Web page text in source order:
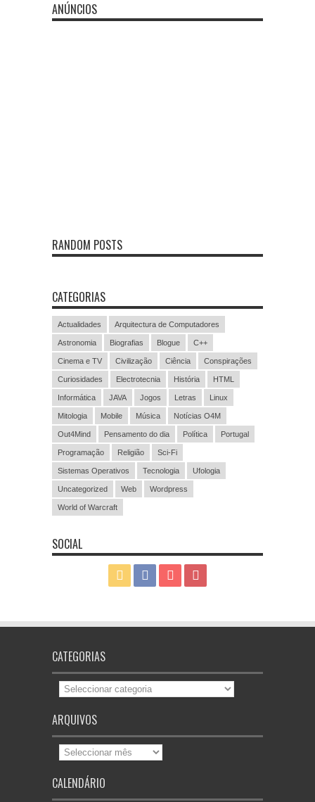
ANÚNCIOS
RANDOM POSTS
CATEGORIAS
Actualidades Arquitectura de Computadores
Astronomia Biografias Blogue C++
Cinema e TV Civilização Ciência Conspirações
Curiosidades Electrotecnia História HTML
Informática JAVA Jogos Letras Linux
Mitologia Mobile Música Notícias O4M
Out4Mind Pensamento do dia Política Portugal
Programação Religião Sci-Fi
Sistemas Operativos Tecnologia Ufologia
Uncategorized Web Wordpress
World of Warcraft
SOCIAL
CATEGORIAS
Categorias
ARQUIVOS
Arquivos
CALENDÁRIO